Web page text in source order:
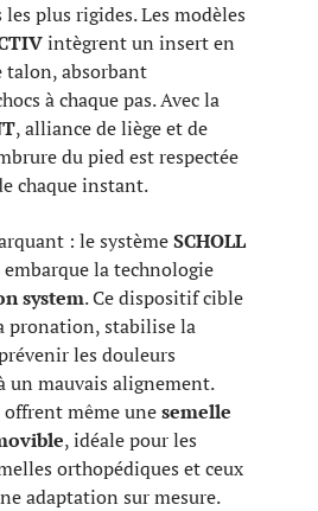
plus rigides. Les modèles
intègrent un insert en
talon, absorbant
à chaque pas. Avec la
, alliance de liège et de
du pied est respectée
chaque instant.
: le systèmeSCHOLL
embarque la technologie
system. Ce dispositif cible
pronation, stabilise la
les douleurs
un mauvais alignement.
même unesemelle
, idéale pour les
orthopédiques et ceux
adaptation sur mesure.